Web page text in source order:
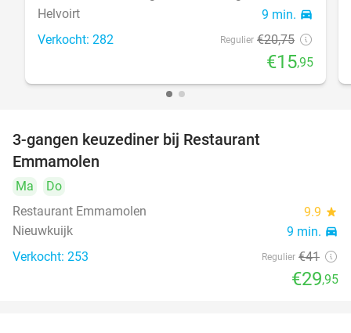
Helvoirt 9 min. directions_car
Verkocht: 282 Regulier €20,75
€15,95
3-gangen keuzediner bij Restaurant
Emmamolen
Ma
Do
Restaurant Emmamolen
9.9 star
Nieuwkuijk 9 min. directions_car
Verkocht: 253 Regulier €41
€29,95